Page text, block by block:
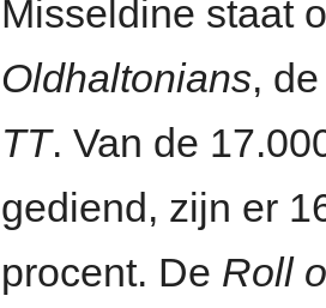
Misseldine staat
Oldhaltonians,
TT. Van de
gediend, zijn er
procent. De Roll